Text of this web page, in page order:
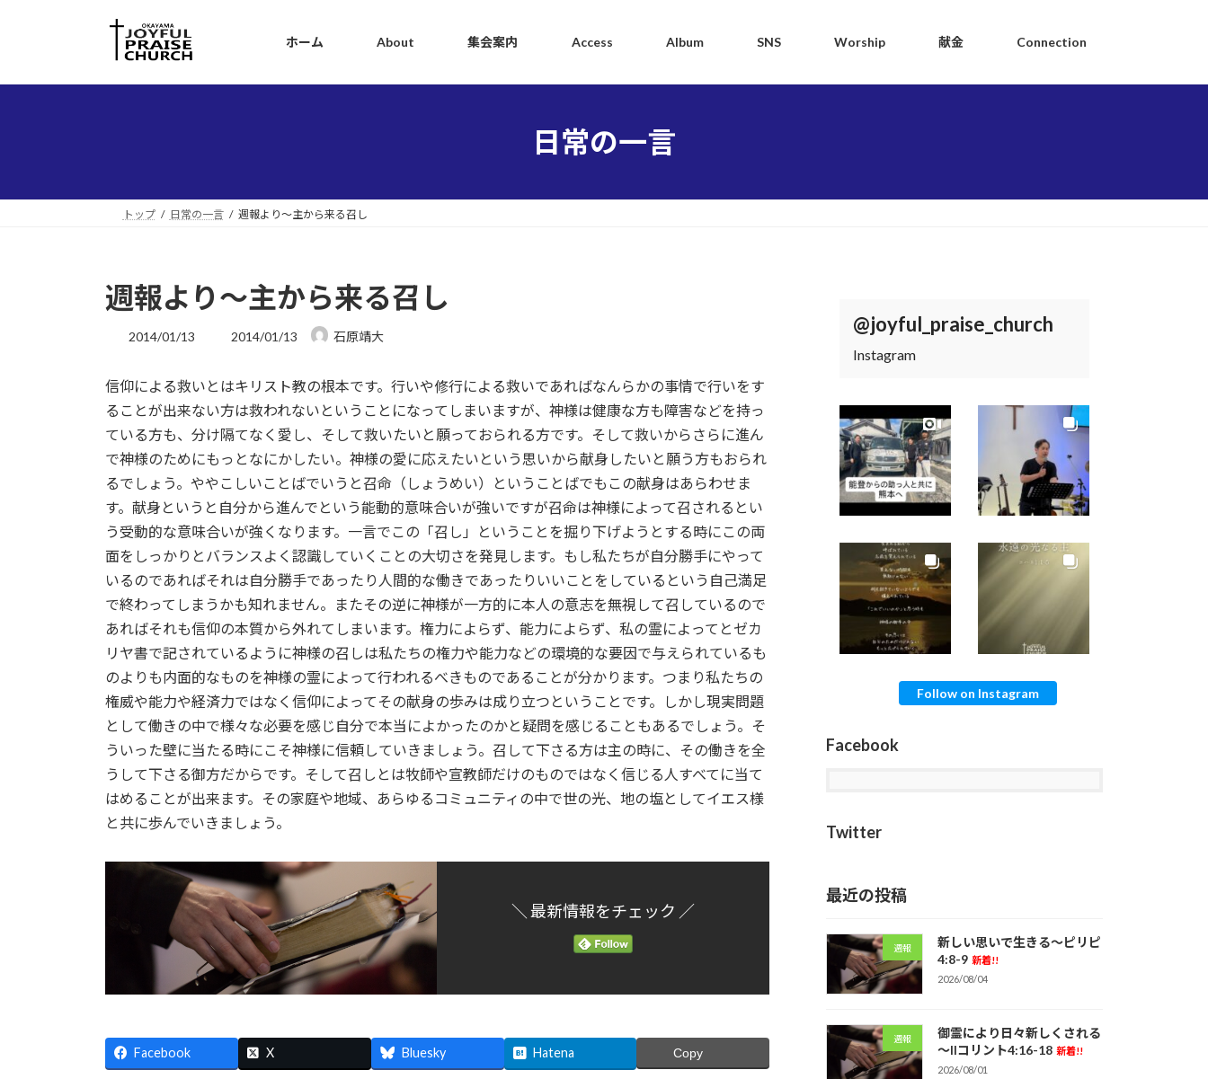
プ
動
ホーム About 集会案内 Access Album SNS Worship 献金 Connection
日常の一言
トップ 日常の一言 週報より～主から来る召し
週報より～主から来る召し
2014/01/13
最
新
日
:
2014/01/13 石原靖大
信仰による救いとはキリスト教の根本です。行いや修行による救いであればなんらかの事情で行いをす
ることが出来ない方は救われないということになってしまいますが、神様は健康な方も障害などを持っ
ている方も、分け隔てなく愛し、そして救いたいと願っておられる方です。そして救いからさらに進ん
で神様のためにもっとなにかしたい。神様の愛に応えたいという思いから献身したいと願う方もおられ
るでしょう。ややこしいことばでいうと召命（しょうめい）ということばでもこの献身はあらわせま
す。献身というと自分から進んでという能動的意味合いが強いですが召命は神様によって召されるとい
う受動的な意味合いが強くなります。一言でこの「召し」ということを掘り下げようとする時にこの両
面をしっかりとバランスよく認識していくことの大切さを発見します。もし私たちが自分勝手にやって
いるのであればそれは自分勝手であったり人間的な働きであったりいいことをしているという自己満足
で終わってしまうかも知れません。またその逆に神様が一方的に本人の意志を無視して召しているので
あればそれも信仰の本質から外れてしまいます。権力によらず、能力によらず、私の霊によってとゼカ
リヤ書で記されているように神様の召しは私たちの権力や能力などの環境的な要因で与えられているも
のよりも内面的なものを神様の霊によって行われるべきものであることが分かります。つまり私たちの
権威や能力や経済力ではなく信仰によってその献身の歩みは成り立つということです。しかし現実問題
として働きの中で様々な必要を感じ自分で本当によかったのかと疑問を感じることもあるでしょう。そ
ういった壁に当たる時にこそ神様に信頼していきましょう。召して下さる方は主の時に、その働きを全
うして下さる御方だからです。そして召しとは牧師や宣教師だけのものではなく信じる人すべてに当て
はめることが出来ます。その家庭や地域、あらゆるコミュニティの中で世の光、地の塩としてイエス様
と共に歩んでいきましょう。
＼ 最新情報をチェック ／
Facebook X Bluesky Hatena Copy
@joyful_praise_church
Instagram
Follow on Instagram
Facebook
Twitter
最近の投稿
週報
新しい思いで生きる～ピリピ
4:8-9 新着!!
2026/08/04
週報
御霊により日々新しくされる
～IIコリント4:16-18 新着!!
2026/08/01